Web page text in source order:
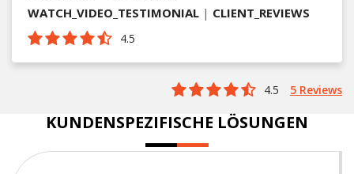
WATCH_VIDEO_TESTIMONIAL | CLIENT_REVIEWS
4.5
4.5 5 Reviews
KUNDENSPEZIFISCHE LÖSUNGEN